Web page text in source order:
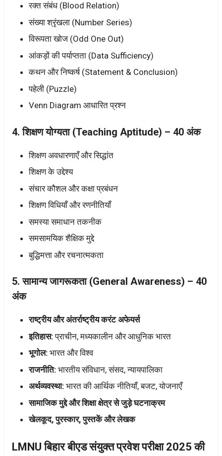
रक्त संबंध (Blood Relation)
संख्या श्रृंखला (Number Series)
विरूपता खोज (Odd One Out)
आंकड़ों की पर्याप्तता (Data Sufficiency)
कथन और निष्कर्ष (Statement & Conclusion)
पहेली (Puzzle)
Venn Diagram आधारित प्रश्न
4. शिक्षण योग्यता (Teaching Aptitude) – 40 अंक
शिक्षण अवधारणाएँ और सिद्धांत
शिक्षण के उद्देश्य
संचार कौशल और कक्षा प्रबंधन
शिक्षण विधियाँ और रणनीतियाँ
समस्या समाधान तकनीक
समसामयिक शैक्षिक मुद्दे
बुद्धिमत्ता और रचनात्मकता
5. सामान्य जागरूकता (General Awareness) – 40
अंक
राष्ट्रीय और अंतर्राष्ट्रीय करंट अफेयर्स
इतिहास:प्राचीन, मध्यकालीन और आधुनिक भारत
भूगोल: भारत और विश्व
राजनीति: भारतीय संविधान, संसद, न्यायपालिका
अर्थव्यवस्था: भारत की आर्थिक नीतियाँ, बजट, योजनाएँ
सामाजिक मुद्दे और शिक्षा क्षेत्र से जुड़े घटनाक्रम
खेलकूद, पुरस्कार, पुस्तकें और लेखक
LMNU बिहार बीएड संयुक्त प्रवेश परीक्षा 2025 की